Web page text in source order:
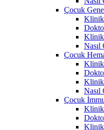
Çocuk
Klinik
Çocuk
Klinik
Çocuk
Klinik